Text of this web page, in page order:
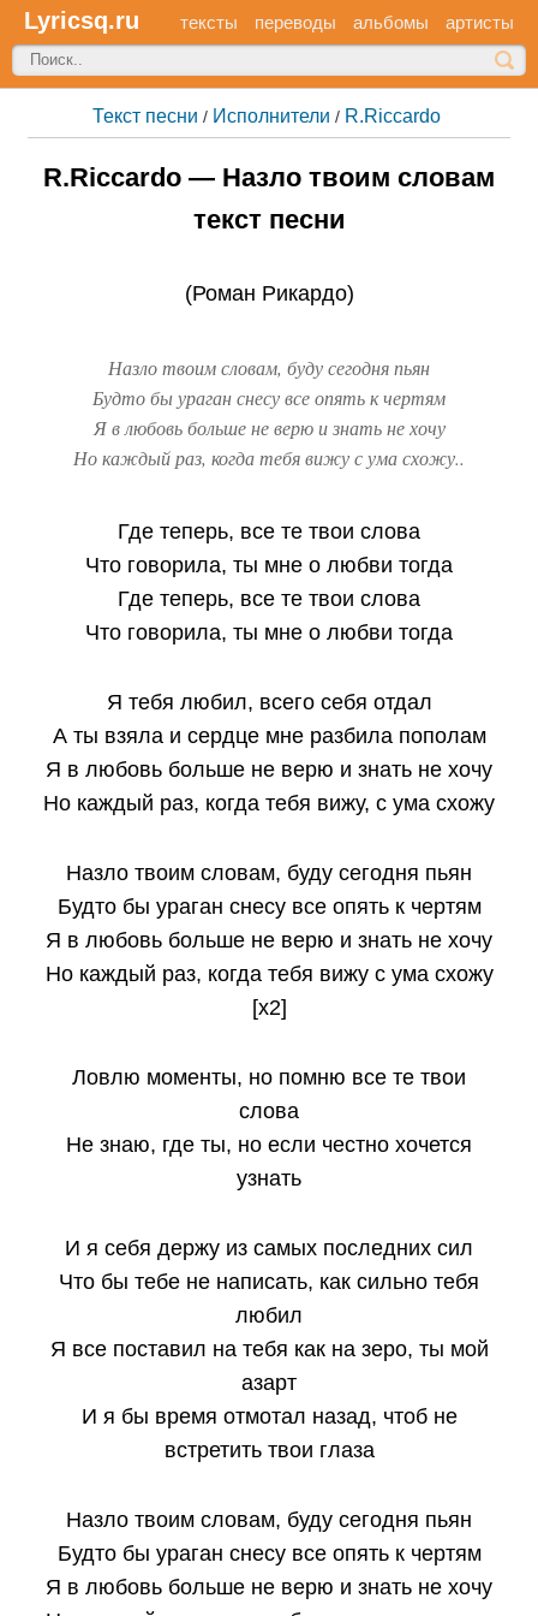
Lyricsq.ru тексты переводы альбомы артисты
Текст песни / Исполнители / R.Riccardo
R.Riccardo — Назло твоим словам
текст песни
(Роман Рикардо)
Назло твоим словам, буду сегодня пьян
Будто бы ураган снесу все опять к чертям
Я в любовь больше не верю и знать не хочу
Но каждый раз, когда тебя вижу с ума схожу..
Где теперь, все те твои слова
Что говорила, ты мне о любви тогда
Где теперь, все те твои слова
Что говорила, ты мне о любви тогда
Я тебя любил, всего себя отдал
А ты взяла и сердце мне разбила пополам
Я в любовь больше не верю и знать не хочу
Но каждый раз, когда тебя вижу, с ума схожу
Назло твоим словам, буду сегодня пьян
Будто бы ураган снесу все опять к чертям
Я в любовь больше не верю и знать не хочу
Но каждый раз, когда тебя вижу с ума схожу
[x2]
Ловлю моменты, но помню все те твои
слова
Не знаю, где ты, но если честно хочется
узнать
И я себя держу из самых последних сил
Что бы тебе не написать, как сильно тебя
любил
Я все поставил на тебя как на зеро, ты мой
азарт
И я бы время отмотал назад, чтоб не
встретить твои глаза
Назло твоим словам, буду сегодня пьян
Будто бы ураган снесу все опять к чертям
Я в любовь больше не верю и знать не хочу